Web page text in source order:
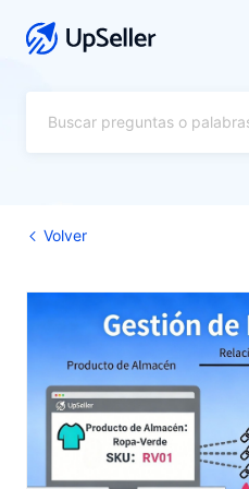
Volver